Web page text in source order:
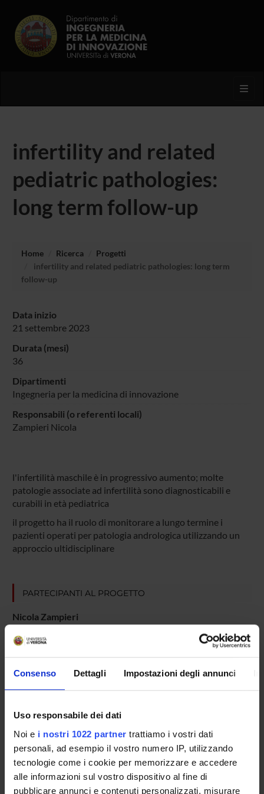
Consenso Dettagli Impostazioni degli annunci
Uso responsabile dei dati
Noi e i nostri 1022 partner trattiamo i vostri dati
personali, ad esempio il vostro numero IP, utilizzando
tecnologie come i cookie per memorizzare e accedere
alle informazioni sul vostro dispositivo al fine di
pubblicare annunci e contenuti personalizzati, misurare
infertility and related
pediatric pathologies:
long term follow-up
Home Ricerca
Progetti
infertility and related pediatric pathologies: long term
follow-up
Data inizio
21 settembre 2023
Durata (mesi)
36
Dipartimenti
Ingegneria per la medicina di innovazione
Responsabili (o referenti locali)
Zampieri Nicola
l'infertilità maschile è in progressivo aumento; molte
patologie associate ad infertilità sono diagnosticabili e
curabili in età pediatrica
il progetto ha il ruolo di monitorare a lungo termine i
pazienti operati per patologia andrologica utilizzando un
approccio ultidisciplinare
PARTECIPANTI AL PROGETTO
Nicola Zampieri
AREE DI RICERCA COINVOLTE DAL PROGETTO
Medicina rigenerativa funzionale e personalizzata
SEZIONI
Biomedicina di Innovazione